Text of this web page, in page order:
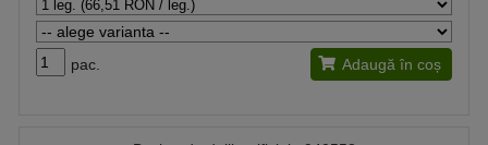
pac. Adaugă în coș